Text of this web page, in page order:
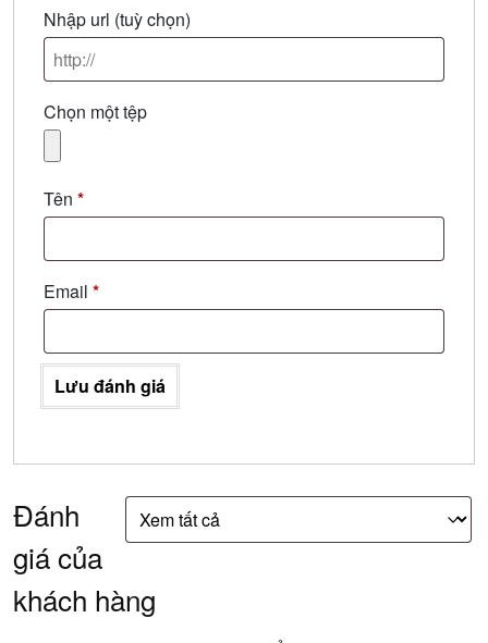
Nhập url (tuỳ chọn)
Chọn một tệp
Tên *
Email *
Lưu đánh giá
Đánh
giá của
khách hàng